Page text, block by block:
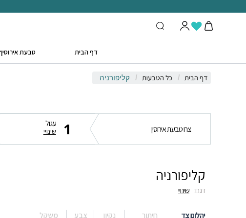
טבעת אירוסין דף הבית
דף הבית / כל הטבעות / קליפורניה
צרו טבעת אירוסין 1 עגול
שינויי
קליפורניה
דגם: שינויי
יהלום צד חיתוך נקיון צבע משקל